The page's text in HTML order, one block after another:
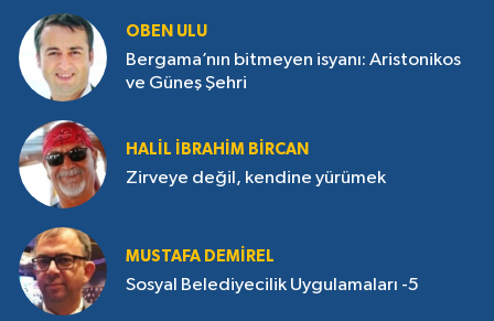
OBEN ULU
Bergama’nın bitmeyen isyanı: Aristonikos
ve Güneş Şehri
HALIL İBRAHIM BIRCAN
Zirveye değil, kendine yürümek
MUSTAFA DEMIREL
Sosyal Belediyecilik Uygulamaları -5